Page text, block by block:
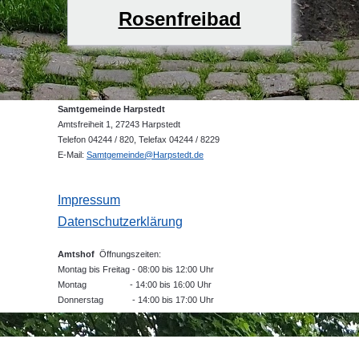
Rosenfreibad
Samtgemeinde Harpstedt
Amtsfreiheit 1, 27243 Harpstedt
Telefon 04244 / 820, Telefax 04244 / 8229
E-Mail: Samtgemeinde@Harpstedt.de
Impressum
Datenschutzerklärung
Amtshof Öffnungszeiten:
Montag bis Freitag - 08:00 bis 12:00 Uhr
Montag - 14:00 bis 16:00 Uhr
Donnerstag - 14:00 bis 17:00 Uhr